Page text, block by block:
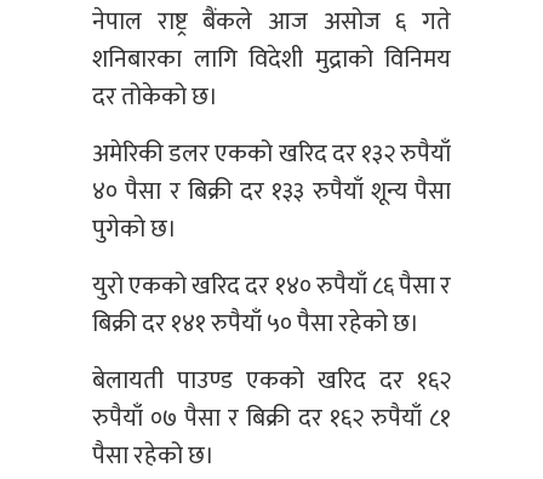
नेपाल राष्ट्र बैंकले आज असोज ६ गते
शनिबारका लागि विदेशी मुद्राको विनिमय
दर तोकेको छ।
अमेरिकी डलर एकको खरिद दर १३२ रुपैयाँ
४० पैसा र बिक्री दर १३३ रुपैयाँ शून्य पैसा
पुगेको छ।
युरो एकको खरिद दर १४० रुपैयाँ ८६ पैसा र
बिक्री दर १४१ रुपैयाँ ५० पैसा रहेको छ।
बेलायती पाउण्ड एकको खरिद दर १६२
रुपैयाँ ०७ पैसा र बिक्री दर १६२ रुपैयाँ ८१
पैसा रहेको छ।